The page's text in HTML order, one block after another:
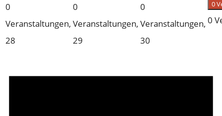
0
Veranstaltungen,
28
0
Veranstaltungen,
29
0
Veranstaltungen,
30
0
0